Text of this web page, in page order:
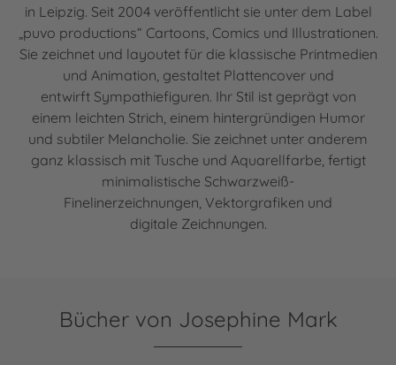
in Leipzig. Seit 2004 veröffentlicht sie unter dem Label
„puvo productions“ Cartoons, Comics und Illustrationen.
Sie zeichnet und layoutet für die klassische Printmedien
und Animation, gestaltet Plattencover und
entwirft Sympathiefiguren. Ihr Stil ist geprägt von
einem leichten Strich, einem hintergründigen Humor
und subtiler Melancholie. Sie zeichnet unter anderem
ganz klassisch mit Tusche und Aquarellfarbe, fertigt
minimalistische Schwarzweiß-
Finelinerzeichnungen, Vektorgrafiken und
digitale Zeichnungen.
Bücher von Josephine Mark